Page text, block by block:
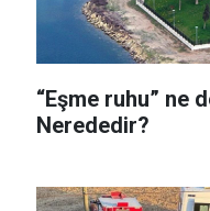
“Eşme ruhu” ne
Nerededir?